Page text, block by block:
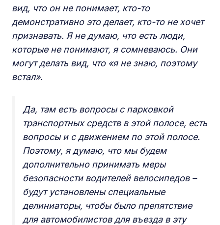
вид, что он не понимает, кто-то
демонстративно это делает, кто-то не хочет
признавать. Я не думаю, что есть люди,
которые не понимают, я сомневаюсь. Они
могут делать вид, что «я не знаю, поэтому
встал».
Да, там есть вопросы с парковкой
транспортных средств в этой полосе, есть
вопросы и с движением по этой полосе.
Поэтому, я думаю, что мы будем
дополнительно принимать меры
безопасности водителей велосипедов –
будут установлены специальные
делиниаторы, чтобы было препятствие
для автомобилистов для въезда в эту